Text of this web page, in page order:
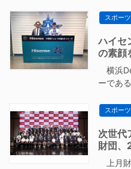
スポーツ
ハイセ
の素顔
横浜
ーであ
スポーツ
次世
財団
上月